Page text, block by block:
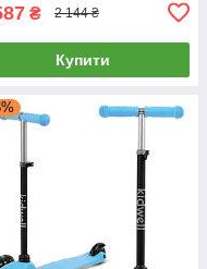
₴ 2 144 ₴
Купити